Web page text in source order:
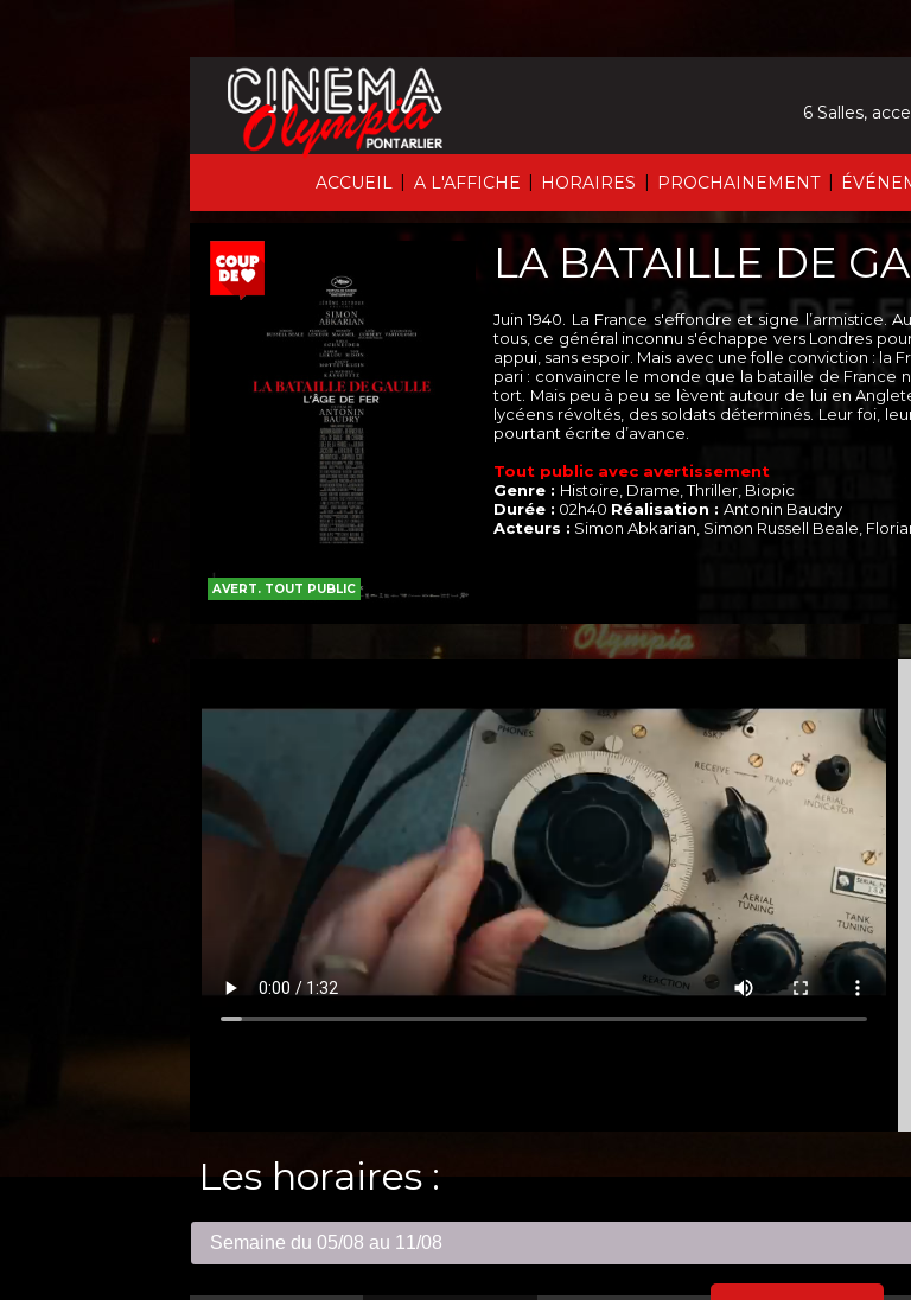
ACCUEIL | A L'AFFICHE | HORAIRES | PROCHAINEMENT |
6 Salles,
AVERT. TOUT PUBLIC
LA BATAILLE DE
Juin 1940. La France s'effondre et signe l’armistice.
tous, ce général inconnu s'échappe vers Londres
appui, sans espoir. Mais avec une folle conviction : la
pari : convaincre le monde que la bataille de France
tort. Mais peu à peu se lèvent autour de lui en
lycéens révoltés, des soldats déterminés. Leur foi,
pourtant écrite d’avance.
Tout public avec avertissement
Genre : Histoire, Drame, Thriller, Biopic
Durée : 02h40 Réalisation : Antonin Baudry
Acteurs : Simon Abkarian, Simon Russell Beale,
Les horaires :